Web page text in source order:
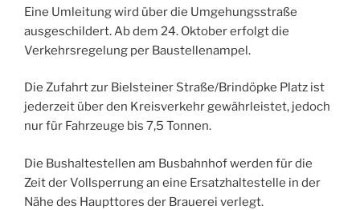
Eine Umleitung wird über die Umgehungsstraße
ausgeschildert. Ab dem 24. Oktober erfolgt die
Verkehrsregelung per Baustellenampel.
Die Zufahrt zur Bielsteiner Straße/Brindöpke Platz ist
jederzeit über den Kreisverkehr gewährleistet, jedoch
nur für Fahrzeuge bis 7,5 Tonnen.
Die Bushaltestellen am Busbahnhof werden für die
Zeit der Vollsperrung an eine Ersatzhaltestelle in der
Nähe des Haupttores der Brauerei verlegt.